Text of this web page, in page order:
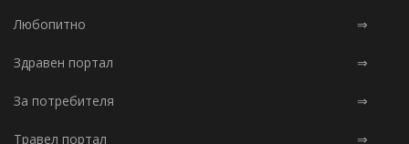
Любопитно ⇒
Здравен портал ⇒
За потребителя ⇒
Травел портал ⇒